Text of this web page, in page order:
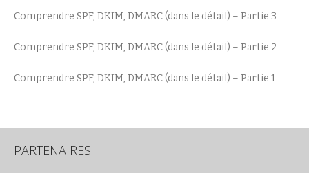
Comprendre SPF, DKIM, DMARC (dans le détail) – Partie 3
Comprendre SPF, DKIM, DMARC (dans le détail) – Partie 2
Comprendre SPF, DKIM, DMARC (dans le détail) – Partie 1
PARTENAIRES